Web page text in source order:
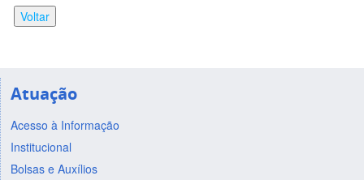
Voltar
Atuação
Acesso à Informação
Institucional
Bolsas e Auxílios